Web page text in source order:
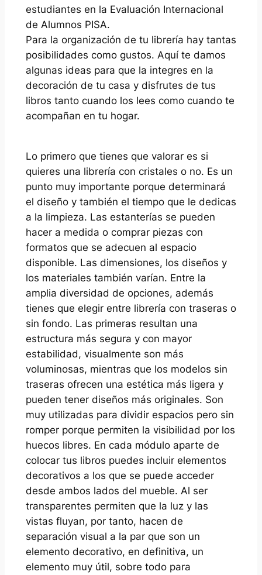
estudiantes en la Evaluación Internacional
de Alumnos PISA.
Para la organización de tu librería hay tantas
posibilidades como gustos. Aquí te damos
algunas ideas para que la integres en la
decoración de tu casa y disfrutes de tus
libros tanto cuando los lees como cuando te
acompañan en tu hogar.
Lo primero que tienes que valorar es si
quieres una librería con cristales o no. Es un
punto muy importante porque determinará
el diseño y también el tiempo que le dedicas
a la limpieza. Las estanterías se pueden
hacer a medida o comprar piezas con
formatos que se adecuen al espacio
disponible. Las dimensiones, los diseños y
los materiales también varían. Entre la
amplia diversidad de opciones, además
tienes que elegir entre librería con traseras o
sin fondo. Las primeras resultan una
estructura más segura y con mayor
estabilidad, visualmente son más
voluminosas, mientras que los modelos sin
traseras ofrecen una estética más ligera y
pueden tener diseños más originales. Son
muy utilizadas para dividir espacios pero sin
romper porque permiten la visibilidad por los
huecos libres. En cada módulo aparte de
colocar tus libros puedes incluir elementos
decorativos a los que se puede acceder
desde ambos lados del mueble. Al ser
transparentes permiten que la luz y las
vistas fluyan, por tanto, hacen de
separación visual a la par que son un
elemento decorativo, en definitiva, un
elemento muy útil, sobre todo para